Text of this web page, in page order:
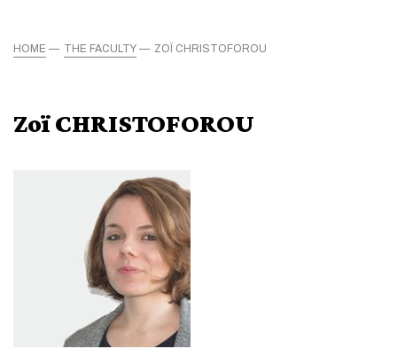
HOME THE FACULTY ZOÏ CHRISTOFOROU
Zoï CHRISTOFOROU